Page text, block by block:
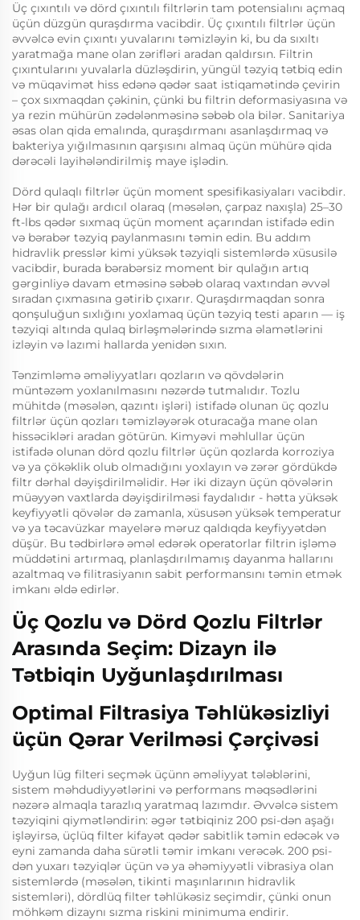
Üç çıxıntılı və dörd çıxıntılı filtrlərin tam potensialını açmaq
üçün düzgün quraşdırma vacibdir. Üç çıxıntılı filtrlər üçün
əvvəlcə evin çıxıntı yuvalarını təmizləyin ki, bu da sıxıltı
yaratmağa mane olan zərifləri aradan qaldırsın. Filtrin
çıxıntularını yuvalarla düzləşdirin, yüngül təzyiq tətbiq edin
və müqavimət hiss edənə qədər saat istiqamətində çevirin
– çox sıxmaqdan çəkinin, çünki bu filtrin deformasiyasına və
ya rezin mühürün zədələnməsinə səbəb ola bilər. Sanitariya
əsas olan qida emalında, quraşdırmanı asanlaşdırmaq və
bakteriya yığılmasının qarşısını almaq üçün mühürə qida
dərəcəli layihələndirilmiş maye işlədin.
Dörd qulaqlı filtrlər üçün moment spesifikasiyaları vacibdir.
Hər bir qulağı ardıcıl olaraq (məsələn, çarpaz naxışla) 25–30
ft-lbs qədər sıxmaq üçün moment açarından istifadə edin
və bərabər təzyiq paylanmasını təmin edin. Bu addım
hidravlik presslər kimi yüksək təzyiqli sistemlərdə xüsusilə
vacibdir, burada bərabərsiz moment bir qulağın artıq
gərginliyə davam etməsinə səbəb olaraq vaxtından əvvəl
sıradan çıxmasına gətirib çıxarır. Quraşdırmaqdan sonra
qonşuluğun sıxlığını yoxlamaq üçün təzyiq testi aparın — iş
təzyiqi altında qulaq birləşmələrində sızma əlamətlərini
izləyin və lazımi hallarda yenidən sıxın.
Tənzimləmə əməliyyatları qozların və qövdələrin
müntəzəm yoxlanılmasını nəzərdə tutmalıdır. Tozlu
mühitdə (məsələn, qazıntı işləri) istifadə olunan üç qozlu
filtrlər üçün qozları təmizləyərək oturacağa mane olan
hissəcikləri aradan götürün. Kimyəvi məhlullar üçün
istifadə olunan dörd qozlu filtrlər üçün qozlarda korroziya
və ya çökəklik olub olmadığını yoxlayın və zərər gördükdə
filtr dərhal dəyişdirilməlidir. Hər iki dizayn üçün qövələrin
müəyyən vaxtlarda dəyişdirilməsi faydalıdır - hətta yüksək
keyfiyyətli qövələr də zamanla, xüsusən yüksək temperatur
və ya təcavüzkar mayelərə məruz qaldıqda keyfiyyətdən
düşür. Bu tədbirlərə əməl edərək operatorlar filtrin işləmə
müddətini artırmaq, planlaşdırılmamış dayanma hallarını
azaltmaq və filitrasiyanın sabit performansını təmin etmək
imkanı əldə edirlər.
Üç Qozlu və Dörd Qozlu Filtrlər
Arasında Seçim: Dizayn ilə
Tətbiqin Uyğunlaşdırılması
Optimal Filtrasiya Təhlükəsizliyi
üçün Qərar Verilməsi Çərçivəsi
Uyğun lüg filteri seçmək üçünn əməliyyat tələblərini,
sistem məhdudiyyətlərini və performans məqsədlərini
nəzərə almaqla tarazlıq yaratmaq lazımdır. Əvvəlcə sistem
təzyiqini qiymətləndirin: əgər tətbiqiniz 200 psi-dən aşağı
işləyirsə, üçlüq filter kifayət qədər sabitlik təmin edəcək və
eyni zamanda daha sürətli təmir imkanı verəcək. 200 psi-
dən yuxarı təzyiqlər üçün və ya əhəmiyyətli vibrasiya olan
sistemlərdə (məsələn, tikinti maşınlarının hidravlik
sistemləri), dördlüq filter təhlükəsiz seçimdir, çünki onun
möhkəm dizaynı sızma riskini minimuma endirir.